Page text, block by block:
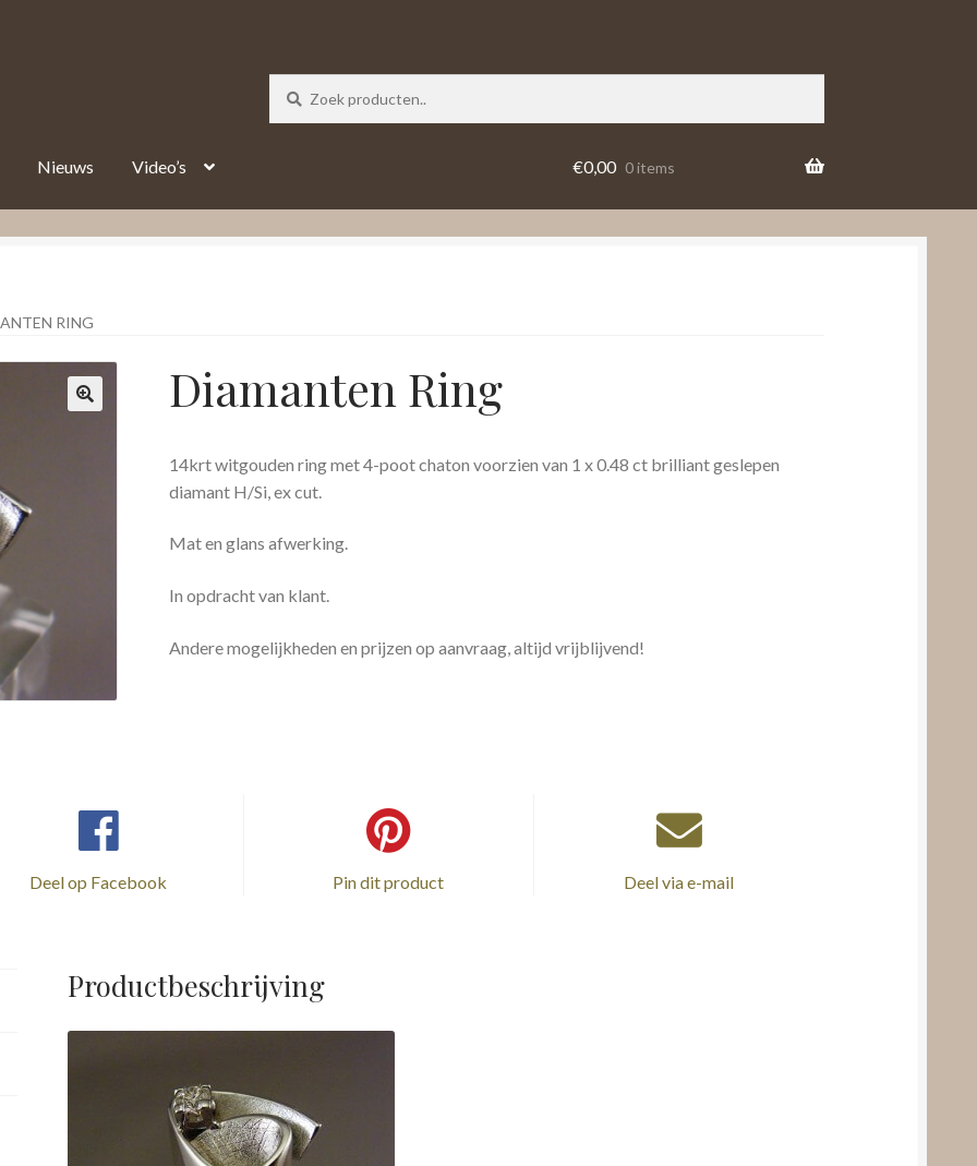
Nieuws Video’s €0,00 0 items
RING
Diamanten Ring
14krt witgouden ring met 4-poot chaton voorzien van 1 x 0.48 ct brilliant geslepen
diamant H/Si, ex cut.
Mat en glans afwerking.
In opdracht van klant.
Andere mogelijkheden en prijzen op aanvraag, altijd vrijblijvend!
Deel op Facebook Pin dit product Deel via e-mail
Productbeschrijving